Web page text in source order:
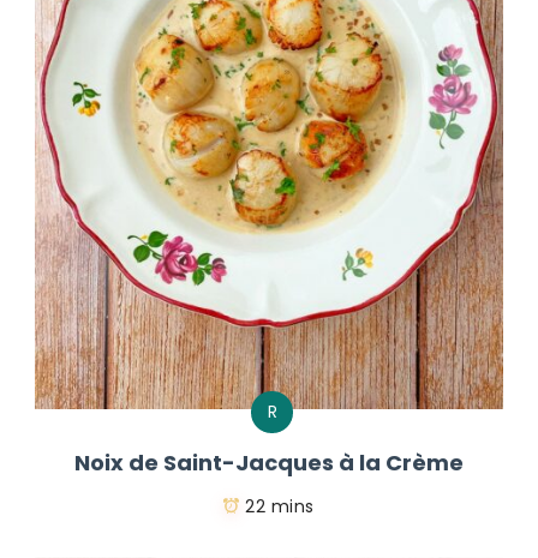
R
Noix de Saint-Jacques à la Crème
22 mins